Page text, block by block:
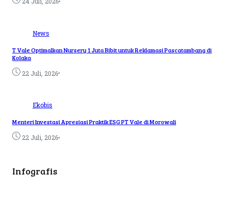
News
T Vale Optimalkan Nursery 1 Juta Bibit untuk Reklamasi Pascatambang di
Kolaka
22 Juli, 2026•
Ekobis
Menteri Investasi Apresiasi Praktik ESG PT Vale di Morowali
22 Juli, 2026•
Infografis